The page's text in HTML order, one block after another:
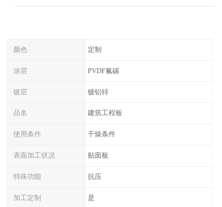
颜色 定制
涂层 PVDF氟碳
镀层 镀铝锌
品名 建筑工程板
使用条件 干燥条件
表面加工状况 贴面板
特殊功能 抗压
加工定制 是